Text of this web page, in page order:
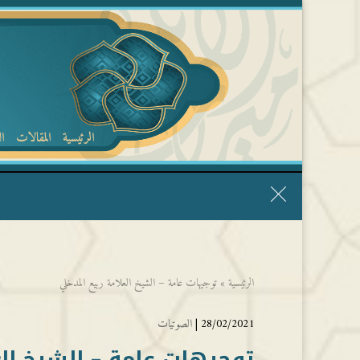
الرئيسية المقالات
الرئيسية » توجيهات عامة – الشيخ العلامة ربيع المدخلي
28/02/2021 | الصوتيات